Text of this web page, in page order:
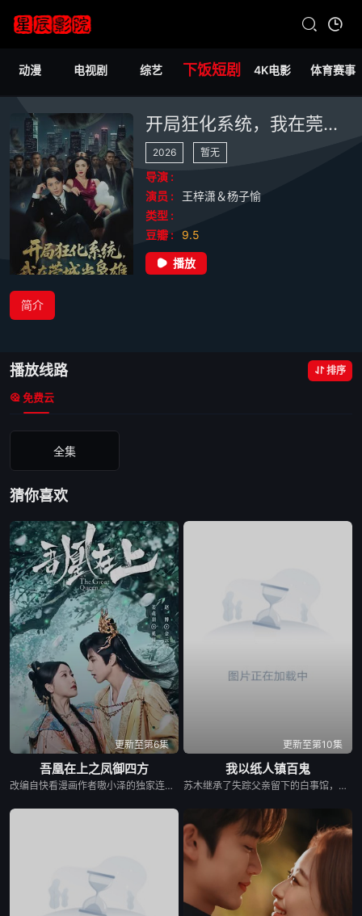
动漫 电视剧 综艺 下饭短剧 4K电影 体育赛事
开局狂化系统，我在莞城当枭雄
2026 暂无
导演 :
演员 :
王梓潇＆杨子愉
类型 :
豆瓣 :
9.5
播放
简介
播放线路 排序
免费云
全集
猜你喜欢
更新至第6集
吾凰在上之凤御四方
改编自快看漫画作者嗷小泽的独家连载漫画《吾凰在上》。 现代少女奚圆（姜贞羽 饰）因意外踏入玄机界，继而卷入虎云国内乱的漩涡，身陷重重危机，而在一次次险象环生中，奚圆的真实身份逐渐浮出水面，她体内的凤凰神力也在机缘巧合下被激发觉醒。肩负整个玄机界安危的奚圆将个人的生死抛之脑后挺身而出，勇敢地向至高的神律挑战，并最终凭借自身的聪慧与坚韧守护了玄机界的苍生。
更新至第10集
我以纸人镇百鬼
苏木继承了失踪父亲留下的白事馆，本想低调扎纸维生，却因一具流血的新娘纸人卷入了一场跨越十年的惊天阴谋。这纸人身上，竟贴着父亲消失前的绝命符箓。为了寻找父亲，苏木手持家传罗盘，独闯古镇鬼婚宴，掌扇招魂神棍。深陷租界纸域大楼，反杀吸血资本家。最终踏入生人勿近的封门村，揭开百人活尸背后的血泪冤案。随着三块罗盘碎片合一，当年的背叛者，父亲的结拜兄弟王叔现身夺宝。王叔布下万怨噬魂阵，欲将苏木炼成杀戮傀儡。生死关头，苏木觉醒苏家至高血脉，融合父亲残魂，引九霄神雷荡平邪祟。你以为苏家扎的是纸，不，扎的是这世间的公道。从此，苏木手持罗盘，行走阴阳，开启了一段热血又诡异的捉鬼传奇。